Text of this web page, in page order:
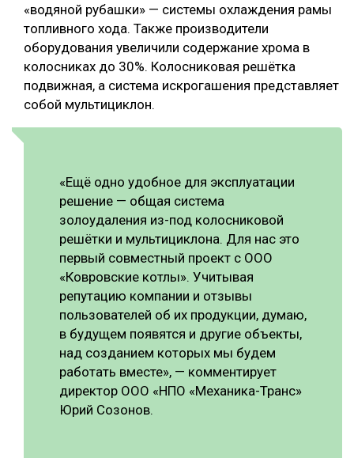
«водяной рубашки» — системы охлаждения рамы
топливного хода. Также производители
оборудования увеличили содержание хрома в
колосниках до 30%. Колосниковая решётка
подвижная, а система искрогашения представляет
собой мультициклон.
«Ещё одно удобное для эксплуатации
решение — общая система
золоудаления из-под колосниковой
решётки и мультициклона. Для нас это
первый совместный проект с ООО
«Ковровские котлы». Учитывая
репутацию компании и отзывы
пользователей об их продукции, думаю,
в будущем появятся и другие объекты,
над созданием которых мы будем
работать вместе», — комментирует
директор ООО «НПО «Механика-Транс»
Юрий Созонов.